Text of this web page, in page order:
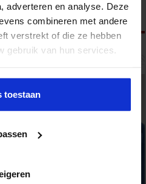
adverteren en analyse. Deze
combineren met andere
verstrekt of die ze hebben
gebruik van hun services.
toestaan